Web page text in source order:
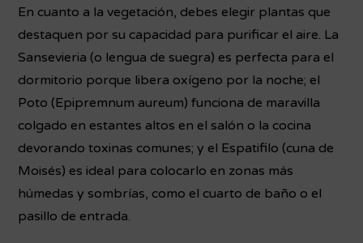
En cuanto a la vegetación, debes elegir plantas que
destaquen por su capacidad para purificar el aire. La
Sansevieria (o lengua de suegra) es perfecta para el
dormitorio porque libera oxígeno por la noche; el
Poto (Epipremnum aureum) funciona de maravilla
colgado en estantes altos en el salón o la cocina
devorando toxinas comunes; y el Espatifilo (cuna de
Moisés) es ideal para colocarlo en zonas más
húmedas y sombrías, como el cuarto de baño o el
pasillo de entrada.